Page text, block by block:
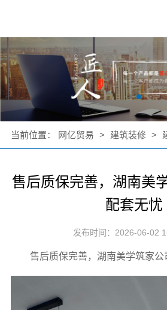
当前位置： 网亿贸易 > 建筑装修 >
售后质保完善，湖南美
配套无忧
发布时间：2026-06-02
售后质保完善，湖南美学筑家